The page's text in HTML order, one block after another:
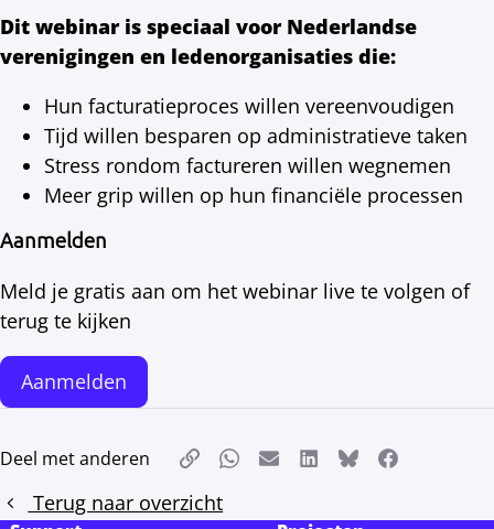
Dit webinar is speciaal voor Nederlandse
verenigingen en ledenorganisaties die:
Hun facturatieproces willen vereenvoudigen
Tijd willen besparen op administratieve taken
Stress rondom factureren willen wegnemen
Meer grip willen op hun financiële processen
Aanmelden
Meld je gratis aan om het webinar live te volgen of
terug te kijken
Aanmelden
Deel met anderen Kopieer link
Whatsapp
E-mailLinkedInBlueskyFacebook
Terug naar overzicht